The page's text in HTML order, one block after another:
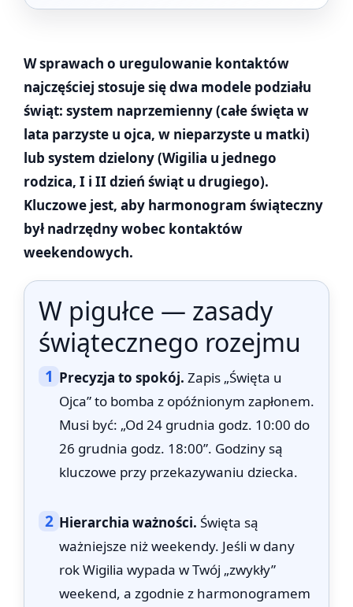
W sprawach o uregulowanie kontaktów
najczęściej stosuje się dwa modele podziału
świąt: system naprzemienny (całe święta w
lata parzyste u ojca, w nieparzyste u matki)
lub system dzielony (Wigilia u jednego
rodzica, I i II dzień świąt u drugiego).
Kluczowe jest, aby harmonogram świąteczny
był nadrzędny wobec kontaktów
weekendowych.
W pigułce — zasady
świątecznego rozejmu
1 Precyzja to spokój. Zapis „Święta u
Ojca” to bomba z opóźnionym zapłonem.
Musi być: „Od 24 grudnia godz. 10:00 do
26 grudnia godz. 18:00”. Godziny są
kluczowe przy przekazywaniu dziecka.
2 Hierarchia ważności. Święta są
ważniejsze niż weekendy. Jeśli w dany
rok Wigilia wypada w Twój „zwykły”
weekend, a zgodnie z harmonogramem